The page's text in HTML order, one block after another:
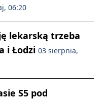
06:20
lekarską trzeba
i Łodzi 03 sierpnia,
S5 pod